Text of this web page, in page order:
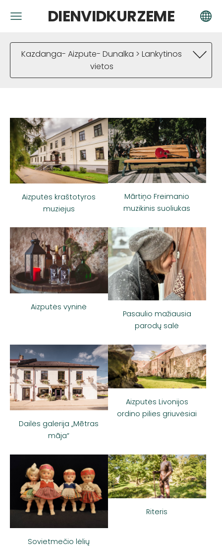
DIENVIDKURZEME
Kazdanga- Aizpute- Dunalka > Lankytinos
vietos
Aizputės kraštotyros
muziejus
Mārtiņo Freimanio
muzikinis suoliukas
Aizputės vyninė
Pasaulio mažiausia
parodų salė
Dailės galerija „Mētras
māja“
Aizputės Livonijos
ordino pilies griuvėsiai
Sovietmečio lėlių
Riteris